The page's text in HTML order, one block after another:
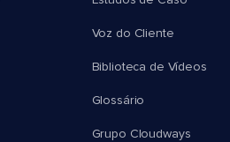
Voz do Cliente
Biblioteca de Vídeos
Glossário
Grupo Cloudways